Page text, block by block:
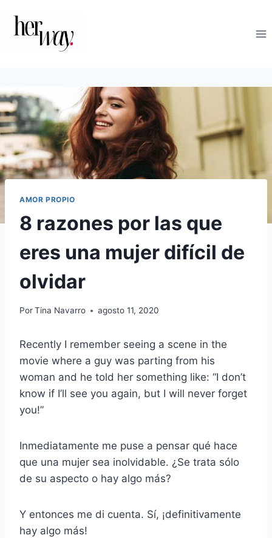
contenido
AMOR PROPIO
8 razones por las que
eres una mujer difícil de
olvidar
PorTina Navarro agosto 11, 2020
Recently I remember seeing a scene in the
movie where a guy was parting from his
woman and he told her something like: “I don’t
know if I’ll see you again, but I will never forget
you!”
Inmediatamente me puse a pensar qué hace
que una mujer sea inolvidable. ¿Se trata sólo
de su aspecto o hay algo más?
Y entonces me di cuenta. Sí, ¡definitivamente
hay algo más!